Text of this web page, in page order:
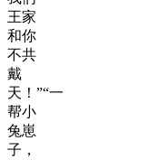
王家
和你
不共
戴
天！”“一
帮小
兔崽
子，